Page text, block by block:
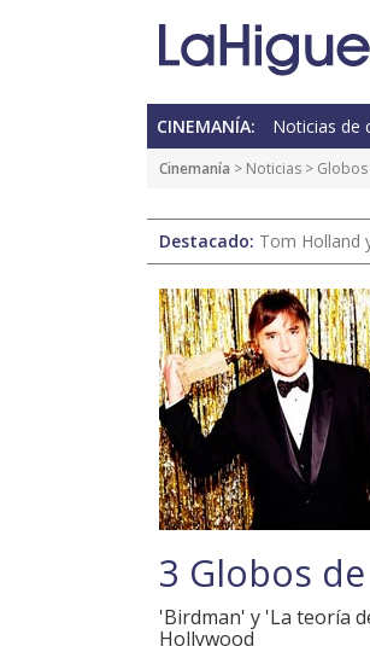
CINEMANÍA: Noticias de
Cinemanía > Noticias >
Destacado: Tom Holland
3 Globos
'Birdman' y 'La teoría
Hollywood